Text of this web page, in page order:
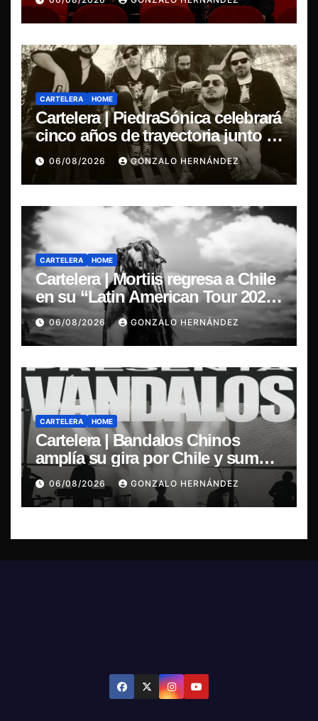
CARTELERA HOME
Cartelera | PiedraSónica celebrará
cinco años de trayectoria junto a
The Ganjas en el Bar de René
06/08/2026 GONZALO HERNÁNDEZ
CARTELERA HOME
Cartelera | Mortiis regresa a Chile
en su “Latin American Tour 2026”
y exclusivo show en Sala RBX
06/08/2026 GONZALO HERNÁNDEZ
CARTELERA HOME
Cartelera | Bandalos Chinos
amplía su gira por Chile y suma
concierto en Concepción
06/08/2026 GONZALO HERNÁNDEZ